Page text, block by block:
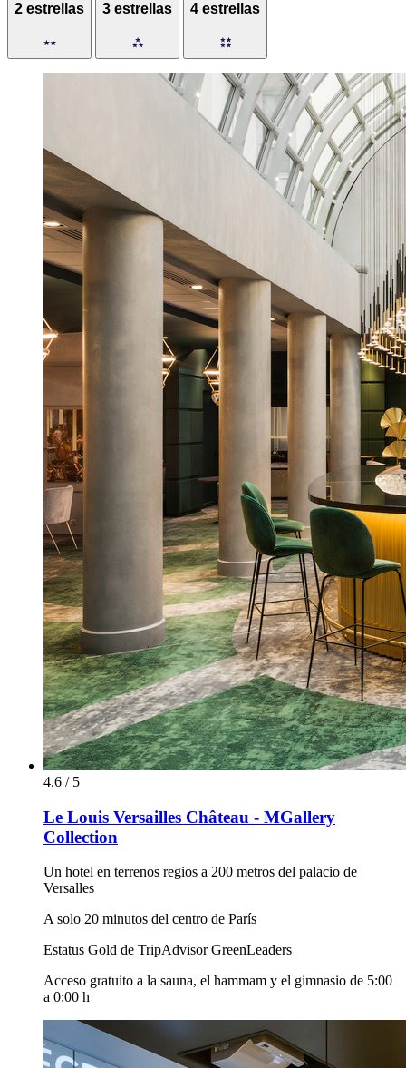
2 estrellas 3 estrellas 4 estrellas
4.6 / 5
Le Louis Versailles Château - MGallery
Collection
Un hotel en terrenos regios a 200 metros del palacio de
Versalles
A solo 20 minutos del centro de París
Estatus Gold de TripAdvisor GreenLeaders
Acceso gratuito a la sauna, el hammam y el gimnasio de 5:00
a 0:00 h